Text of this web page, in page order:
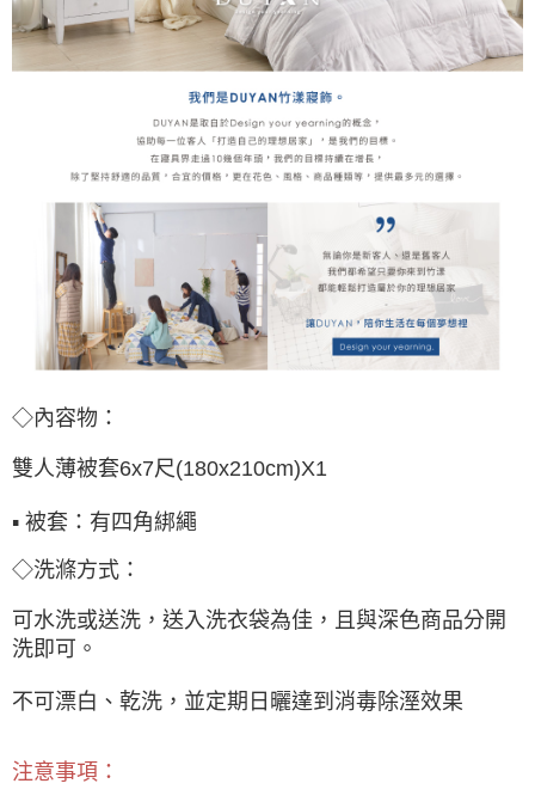
◇內容物：
雙人薄被套6x7尺(180x210cm)X1
▪ 被套：有四角綁繩
◇洗滌方式：
可水洗或送洗，送入洗衣袋為佳，且與深色商品分開
洗即可。
不可漂白、乾洗，並定期日曬達到消毒除溼效果
注意事項：